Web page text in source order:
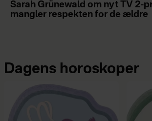
Sarah Grünewald om nyt TV 2-
mangler respekten for de ældre
Dagens horoskoper